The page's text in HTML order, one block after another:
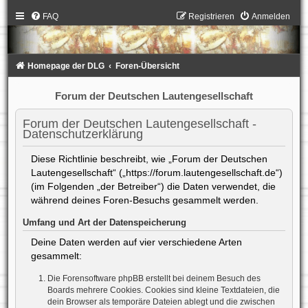
FAQ Anmelden
Registrieren
Homepage der DLG Foren-Übersicht
Forum der Deutschen Lautengesellschaft
Forum der Deutschen Lautengesellschaft -
Datenschutzerklärung
Diese Richtlinie beschreibt, wie „Forum der Deutschen
Lautengesellschaft“ („https://forum.lautengesellschaft.de“)
(im Folgenden „der Betreiber“) die Daten verwendet, die
während deines Foren-Besuchs gesammelt werden.
Umfang und Art der Datenspeicherung
Deine Daten werden auf vier verschiedene Arten
gesammelt:
Die Forensoftware phpBB erstellt bei deinem Besuch des
Boards mehrere Cookies. Cookies sind kleine Textdateien, die
dein Browser als temporäre Dateien ablegt und die zwischen